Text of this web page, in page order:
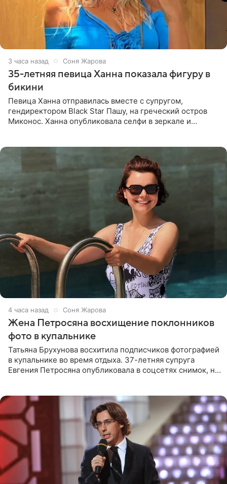
3 часа назад Соня Жарова
35-летняя певица Ханна показала фигуру в
бикини
Певица Ханна отправилась вместе с супругом,
гендиректором Black Star Пашу, на греческий остров
Миконос. Ханна опубликовала селфи в зеркале и
4 часа назад Соня Жарова
Жена Петросяна восхищение поклонников
фото в купальнике
Татьяна Брухунова восхитила подписчиков фотографией
в купальнике во время отдыха. 37-летняя супруга
Евгения Петросяна опубликовала в соцсетях снимок, на